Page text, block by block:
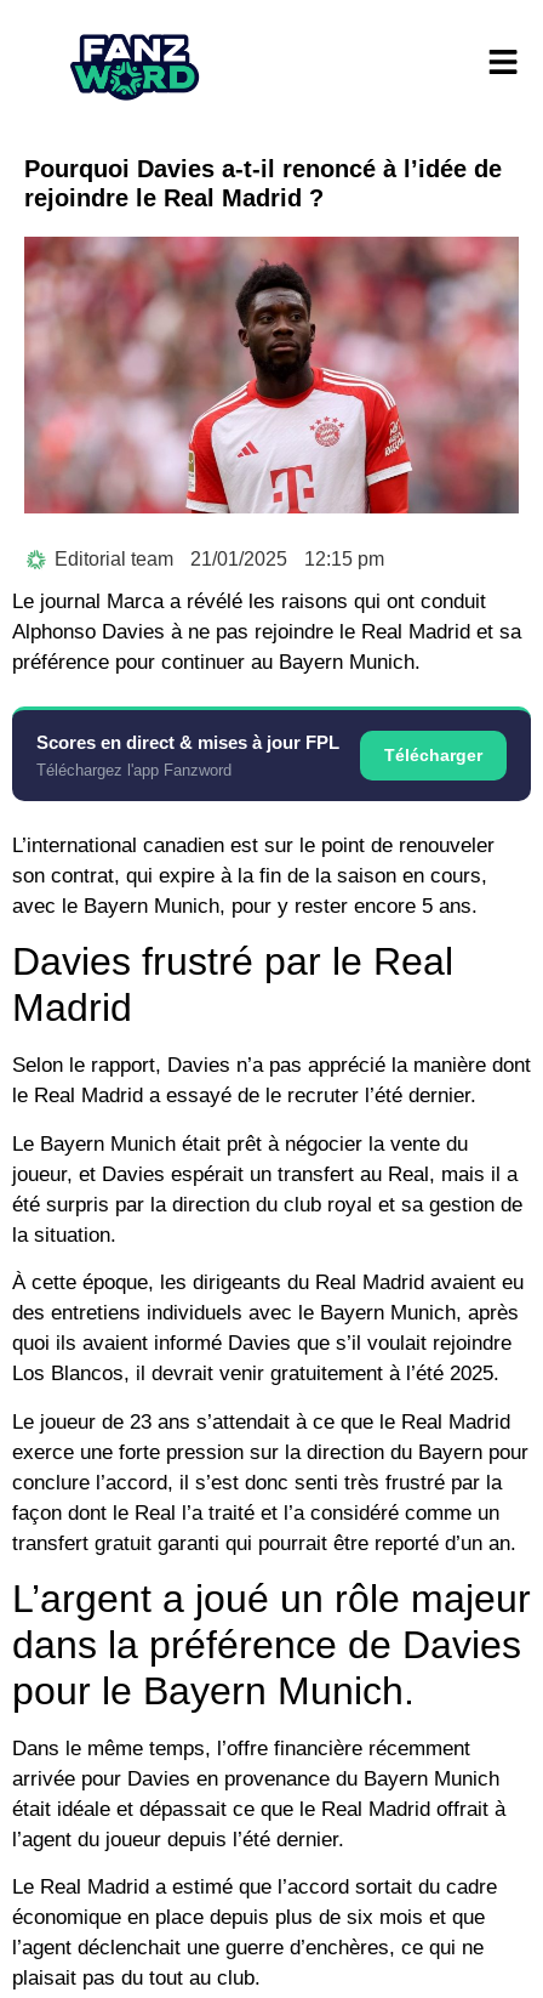
Pourquoi Davies a-t-il renoncé à l’idée de
rejoindre le Real Madrid ?
Editorial team 21/01/2025 12:15 pm
Le journal Marca a révélé les raisons qui ont conduit
Alphonso Davies à ne pas rejoindre le Real Madrid et sa
préférence pour continuer au Bayern Munich.
Scores en direct & mises à jour FPL
Téléchargez l'app Fanzword
Télécharger
L’international canadien est sur le point de renouveler
son contrat, qui expire à la fin de la saison en cours,
avec le Bayern Munich, pour y rester encore 5 ans.
Davies frustré par le Real
Madrid
Selon le rapport, Davies n’a pas apprécié la manière dont
le Real Madrid a essayé de le recruter l’été dernier.
Le Bayern Munich était prêt à négocier la vente du
joueur, et Davies espérait un transfert au Real, mais il a
été surpris par la direction du club royal et sa gestion de
la situation.
À cette époque, les dirigeants du Real Madrid avaient eu
des entretiens individuels avec le Bayern Munich, après
quoi ils avaient informé Davies que s’il voulait rejoindre
Los Blancos, il devrait venir gratuitement à l’été 2025.
Le joueur de 23 ans s’attendait à ce que le Real Madrid
exerce une forte pression sur la direction du Bayern pour
conclure l’accord, il s’est donc senti très frustré par la
façon dont le Real l’a traité et l’a considéré comme un
transfert gratuit garanti qui pourrait être reporté d’un an.
L’argent a joué un rôle majeur
dans la préférence de Davies
pour le Bayern Munich.
Dans le même temps, l’offre financière récemment
arrivée pour Davies en provenance du Bayern Munich
était idéale et dépassait ce que le Real Madrid offrait à
l’agent du joueur depuis l’été dernier.
Le Real Madrid a estimé que l’accord sortait du cadre
économique en place depuis plus de six mois et que
l’agent déclenchait une guerre d’enchères, ce qui ne
plaisait pas du tout au club.